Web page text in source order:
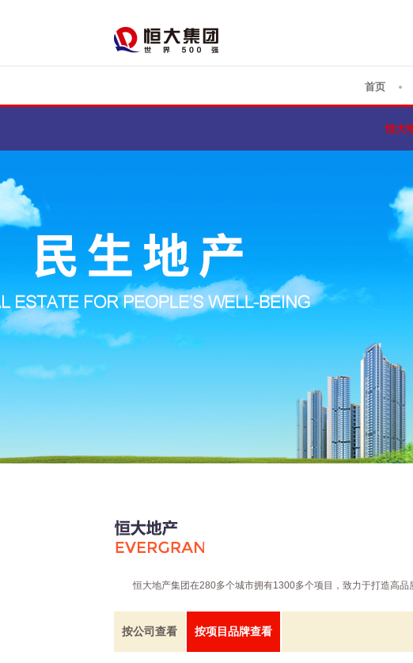
首页
恒大
恒大地产集团在280多个城市拥有1300多个项目，致力于打造高品
按公司查看 按项目品牌查看